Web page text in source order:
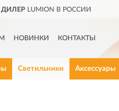
LUMION В РОССИИ
НОВИНКИ КОНТАКТЫ
Светильники Аксессуары